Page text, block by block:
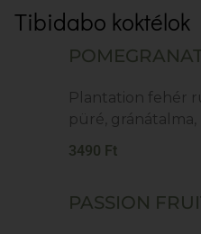
Tibidabo koktélok
Plantation fehér
püré, gránátalma,
3490 Ft
PASSION